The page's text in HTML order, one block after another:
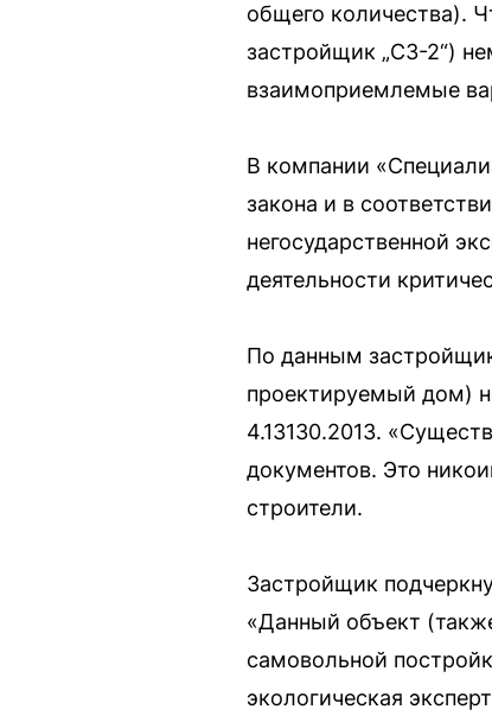
общего количества).
застройщик „СЗ-2“)
взаимоприемлемые
В компании
закона и в
негосударственной
деятельности
По данным
проектируемый дом)
4.13130.2013.
документов. Это
строители.
Застройщик
«Данный объект
самовольной
экологическая